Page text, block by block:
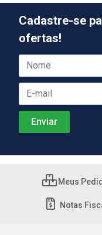
Cadastre-se
ofertas!
Meus
Notas